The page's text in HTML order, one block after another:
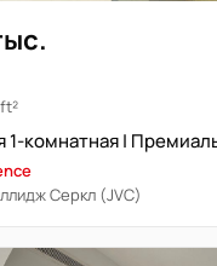
Серкл (JVC)